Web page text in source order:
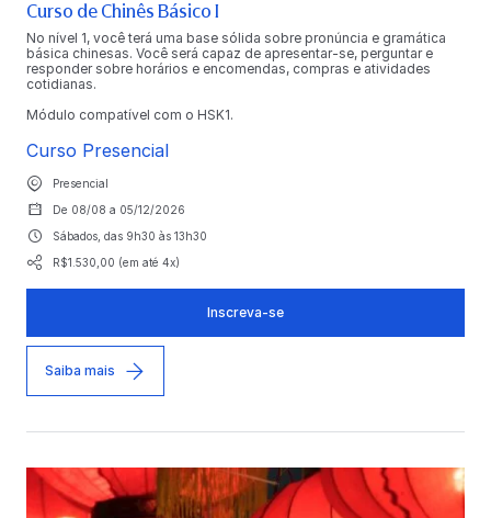
Curso de Chinês Básico I
No nível 1, você terá uma base sólida sobre pronúncia e gramática
básica chinesas. Você será capaz de apresentar-se, perguntar e
responder sobre horários e encomendas, compras e atividades
cotidianas.
Módulo compatível com o HSK1.
Curso Presencial
Presencial
De 08/08 a 05/12/2026
Sábados, das 9h30 às 13h30
R$1.530,00 (em até 4x)
Inscreva-se
Saiba mais